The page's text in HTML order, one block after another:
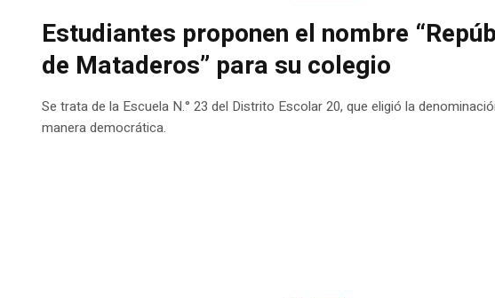
Estudiantes proponen el nombre
de Mataderos” para su colegio
Se trata de la Escuela N.° 23 del Distrito Escolar 20, que eligió la
manera democrática.